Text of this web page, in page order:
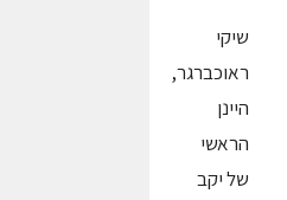
שיקי
ראוכברגר,
היינן
הראשי
של יקב